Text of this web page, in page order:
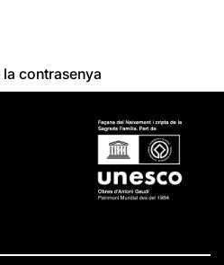
contrasenya